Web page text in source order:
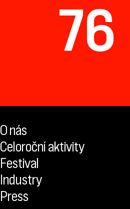
76
O nás
Celoroční aktivity
Festival
Industry
Press